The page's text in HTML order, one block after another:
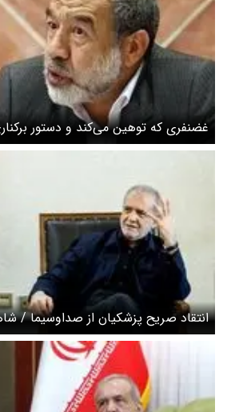
غضنفری که توهین می‌کند و دستور
می‌دهد / توهین‌ها چگونه آغاز شد؟
انتقاد صریح پزشکیان از صداوسیما /
غیرواقعی از رسانه ملی هستیم